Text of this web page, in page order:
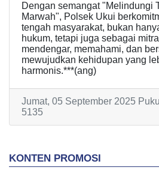
Dengan semangat "Melindungi
Marwah", Polsek Ukui
tengah masyarakat, bukan
hukum, tetapi juga sebagai
mendengar, memahami, dan
mewujudkan kehidupan yang
harmonis.***(ang)
Jumat, 05 September 2025
5135